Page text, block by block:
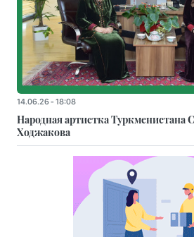
14.06.26 - 18:08
Народная артистка Туркменистана
Ходжакова